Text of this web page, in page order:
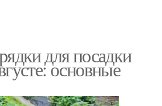
для посадки
основные